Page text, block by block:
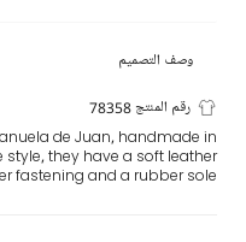
وصف التصميم
رقم المنتج 78358
de Juan, handmade in
style, they have a soft leather
fastening and a rubber sole.